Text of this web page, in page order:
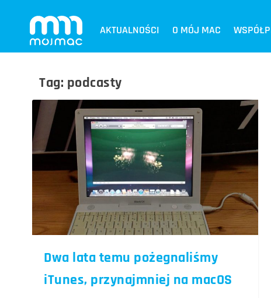
AKTUALNOŚCI O MÓJ MAC
Tag: podcasty
Dwa lata temu pożegnaliśmy
iTunes, przynajmniej na macOS